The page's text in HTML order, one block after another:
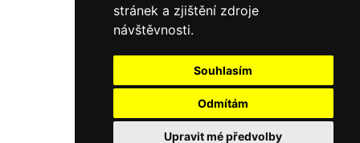
stránek a zjištění zdroje
návštěvnosti.
Souhlasím
Odmítám
Upravit mé předvolby